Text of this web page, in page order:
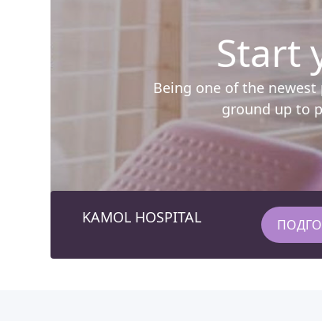
Start
Being one of the
ground up to
KAMOL HOSPITAL